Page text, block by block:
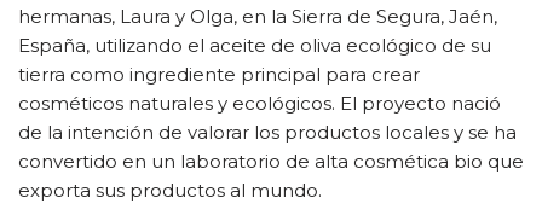
hermanas, Laura y Olga, en la Sierra de Segura, Jaén,
España, utilizando el aceite de oliva ecológico de su
tierra como ingrediente principal para crear
cosméticos naturales y ecológicos. El proyecto nació
de la intención de valorar los productos locales y se ha
convertido en un laboratorio de alta cosmética bio que
exporta sus productos al mundo.